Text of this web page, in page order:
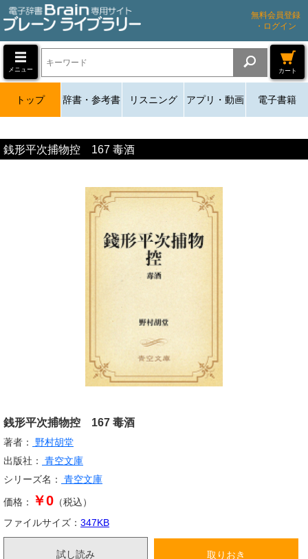
無料会員登録
・ログイン
メニュー カート
トップ 辞書・参考書 リスニング アプリ・動画 電子書籍
銭形平次捕物控 167 毒酒
銭形平次捕物控 167 毒酒
著者：
野村胡堂
出版社：
青空文庫
シリーズ名：
青空文庫
価格： ￥0 （税込）
ファイルサイズ： 347KB
試し読み 取りおき